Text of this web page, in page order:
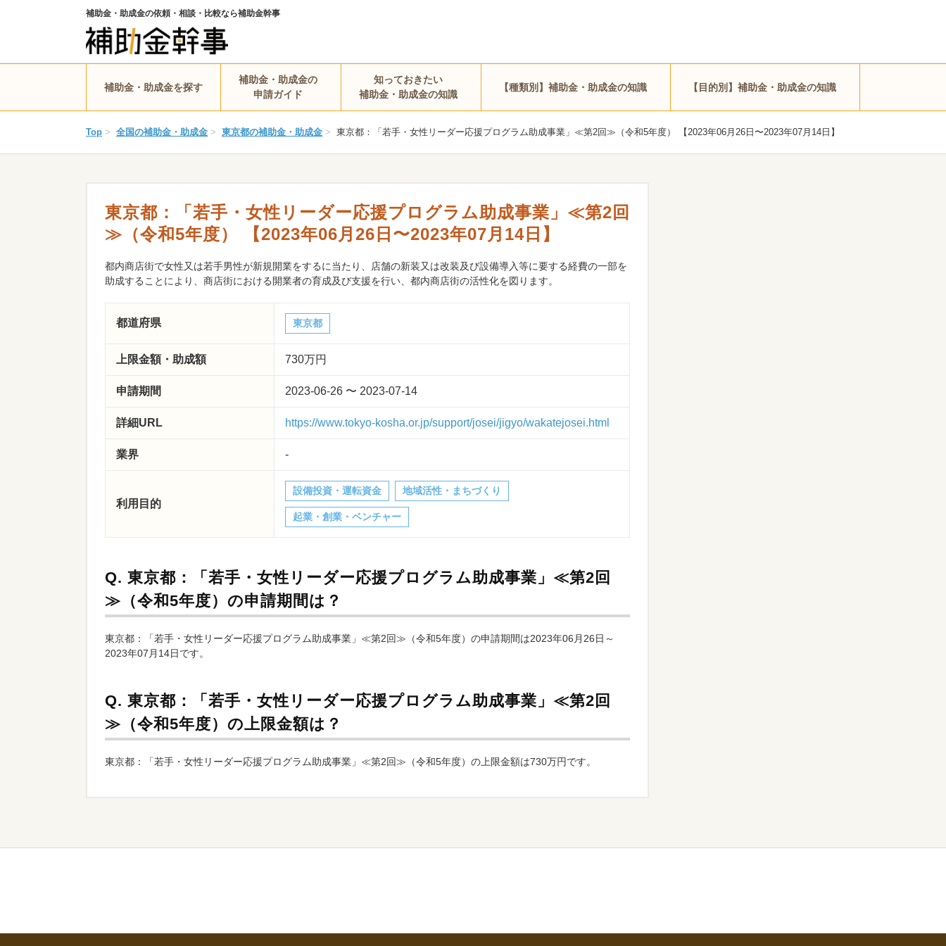
補助金・助成金の依頼・相談・比較なら補助金幹事
補助金・助成金を探す
補助金・助成金の
申請ガイド
知っておきたい
補助金・助成金の知識
【種類別】補助金・助成金の知識 【目的別】補助金・助成金の知識
Top > 全国の補助金・助成金 > 東京都の補助金・助成金 > 東京都：「若手・女性リーダー応援プログラム助成事業」≪第2回≫（令和5年度） 【2023年06月26日〜2023年07月14日】
東京都：「若手・女性リーダー応援プログラム助成事業」≪第2回
≫（令和5年度） 【2023年06月26日〜2023年07月14日】
都内商店街で女性又は若手男性が新規開業をするに当たり、店舗の新装又は改装及び設備導入等に要する経費の一部を
助成することにより、商店街における開業者の育成及び支援を行い、都内商店街の活性化を図ります。
都道府県 東京都
上限金額・助成額 730万円
申請期間 2023-06-26 〜 2023-07-14
詳細URL https://www.tokyo-kosha.or.jp/support/josei/jigyo/wakatejosei.html
業界 -
利用目的
設備投資・運転資金 地域活性・まちづくり
起業・創業・ベンチャー
Q. 東京都：「若手・女性リーダー応援プログラム助成事業」≪第2回
≫（令和5年度）の申請期間は？
東京都：「若手・女性リーダー応援プログラム助成事業」≪第2回≫（令和5年度）の申請期間は2023年06月26日～
2023年07月14日です。
Q. 東京都：「若手・女性リーダー応援プログラム助成事業」≪第2回
≫（令和5年度）の上限金額は？
東京都：「若手・女性リーダー応援プログラム助成事業」≪第2回≫（令和5年度）の上限金額は730万円です。